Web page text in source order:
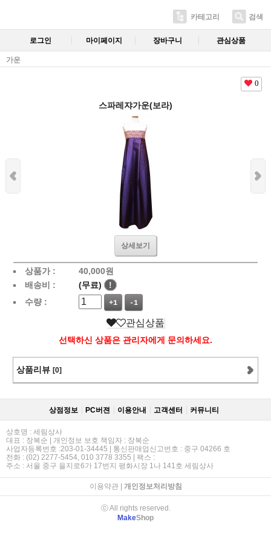
카테고리 검색
로그인 마이페이지 장바구니 관심상품
가운
0
스파레쟈가운(보라)
상세보기
상품가 : 40,000원
배송비 :
(무료)
!
수량 :
+1 -1
관심상품
선택하신 상품은 관리자에게 문의하세요.
상품리뷰 [0]
상점정보 PC버젼 이용안내 고객센터 커뮤니티
상호명 : 세림상사
대표 : 장복순 | 개인정보 보호 책임자 : 장복순
사업자등록번호 :203-01-34445 | 통신판매업신고번호 : 중구 04266 호
전화 : (02) 2277-5454, 010 3778 3355 | 팩스 :
주소 : 서울 중구 을지로6가 17번지 평화시장 1나 141호 세림상사
이용약관| 개인정보처리방침
ⓒ All rights reserved.
MakeShop